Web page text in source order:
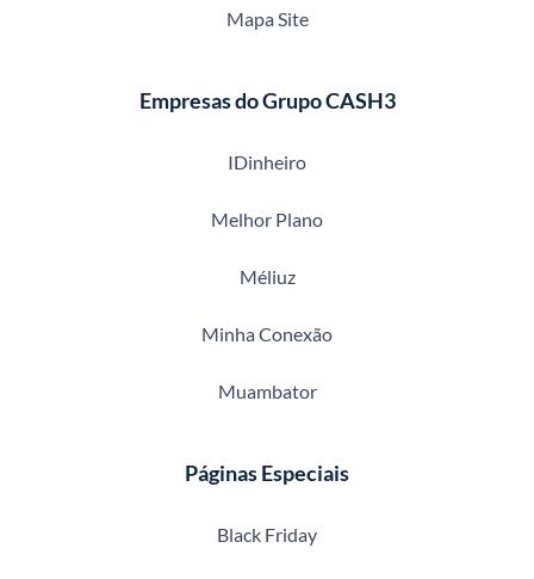
Mapa Site
Empresas do Grupo CASH3
IDinheiro
Melhor Plano
Méliuz
Minha Conexão
Muambator
Páginas Especiais
Black Friday